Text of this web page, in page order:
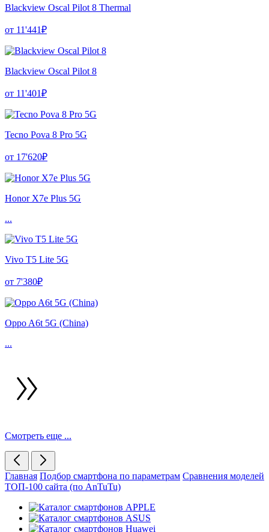
Blackview Oscal Pilot 8 Thermal
от 11'441₽
Blackview Oscal Pilot 8
от 11'401₽
Tecno Pova 8 Pro 5G
от 17'620₽
Honor X7e Plus 5G
...
Vivo T5 Lite 5G
от 7'380₽
Oppo A6t 5G (China)
...
Смотреть еще ...
Главная Подбор смартфона по параметрам Сравнения моделей
ТОП-100 сайта (по AnTuTu)